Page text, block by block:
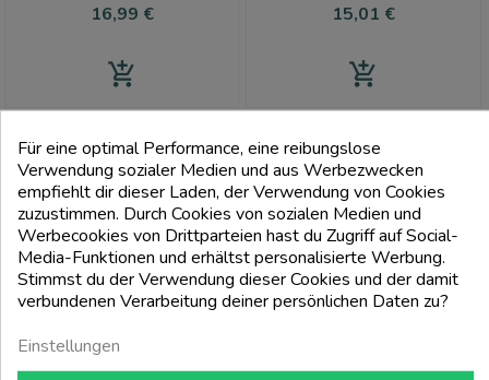
Preis
16,99 €
add_shopping_cart
Preis
15,01 €
add_shopping_cart
-8%
ARTIKELBÜNDEL
Für eine optimal Performance, eine reibungslose
Verwendung sozialer Medien und aus Werbezwecken
empfiehlt dir dieser Laden, der Verwendung von Cookies
zuzustimmen. Durch Cookies von sozialen Medien und
Werbecookies von Drittparteien hast du Zugriff auf Social-
Media-Funktionen und erhältst personalisierte Werbung.
Stimmst du der Verwendung dieser Cookies und der damit
verbundenen Verarbeitung deiner persönlichen Daten zu?
Einstellungen